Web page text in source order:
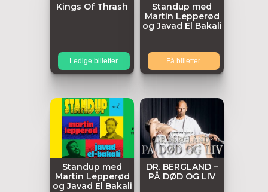
Kings Of Thrash
Ledige billetter
Standup med
Martin Lepperød
og Javad El Bakali
Få billetter
Standup med
Martin Lepperød
og Javad El Bakali
DR. BERGLAND –
PÅ DØD OG LIV